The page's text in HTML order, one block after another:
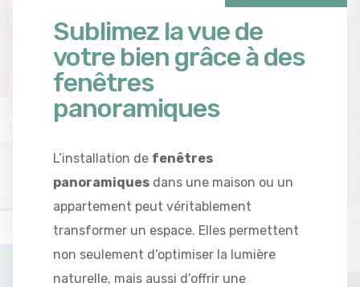
Sublimez la vue de
votre bien grâce à des
fenêtres
panoramiques
L’installation de fenêtres
panoramiques dans une maison ou un
appartement peut véritablement
transformer un espace. Elles permettent
non seulement d’optimiser la lumière
naturelle, mais aussi d’offrir une